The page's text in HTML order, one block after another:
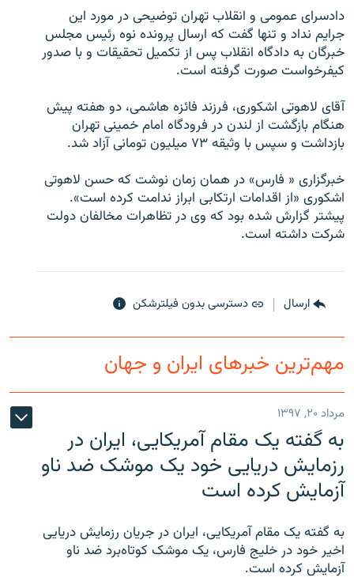
زبان‌های دیگر
دادسرای عمومی و انقلاب تهران توضيحی در مورد اين
جرايم نداد و تنها گفت که ارسال پرونده نوه رئيس مجلس
خبرگان به دادگاه انقلاب پس از تکميل تحقيقات و با صدور
کيفرخواست صورت گرفته است.
آقای لاهوتی اشکوری، فرزند فائزه هاشمی، دو هفته پيش
هنگام بازگشت از لندن در فرودگاه امام خمينی تهران
بازداشت و سپس با وثيقه ۷۳ ميليون تومانی آزاد شد.
خبرگزاری « فارس» در همان زمان نوشت که حسن لاهوتی
اشکوری «از اقدامات ارتکابی ابراز ندامت کرده است».
پيشتر گزارش شده بود که وی در تظاهرات مخالفان دولت
شرکت داشته است.
ارسال دسترسی بدون فیلترشکن
مهم‌ترین خبرهای ایران و جهان
مرداد ۲۰, ۱۳۹۷
به گفته یک مقام آمریکایی، ایران در
رزمایش دریایی خود یک موشک ضد ناو
آزمایش کرده است
به گفته یک مقام آمریکایی، ایران در جریان رزمایش دریایی
اخیر خود در خلیج فارس، یک موشک کوتاه‌برد ضد ناو
آزمایش کرده است.